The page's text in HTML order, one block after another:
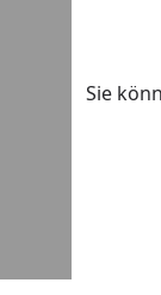
Sie